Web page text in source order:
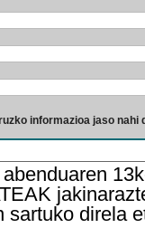
informazioa jaso nahi
direla